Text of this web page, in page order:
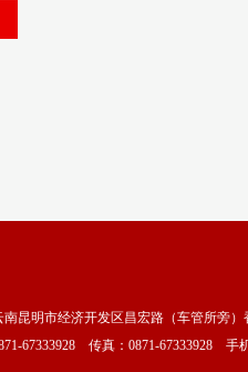
南昆明市经济开发区昌宏路（车管所旁
67333928 传真：0871-67333928 手